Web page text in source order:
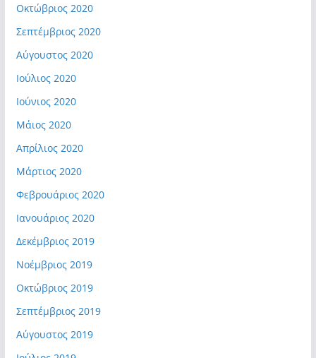
Οκτώβριος 2020
Σεπτέμβριος 2020
Αύγουστος 2020
Ιούλιος 2020
Ιούνιος 2020
Μάιος 2020
Απρίλιος 2020
Μάρτιος 2020
Φεβρουάριος 2020
Ιανουάριος 2020
Δεκέμβριος 2019
Νοέμβριος 2019
Οκτώβριος 2019
Σεπτέμβριος 2019
Αύγουστος 2019